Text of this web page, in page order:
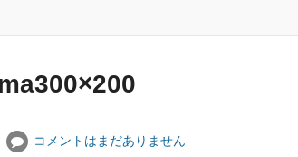
コメントはまだありません